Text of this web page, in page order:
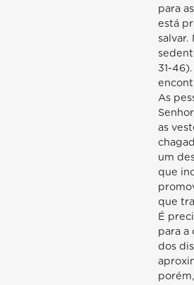
para
está
salvar.
31-
As
as
um
que
que
É
para a
dos